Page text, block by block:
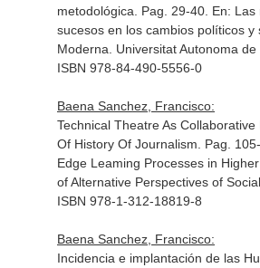
metodológica. Pag. 29-40. En: Las
sucesos en los cambios políticos y
Moderna . Universitat Autonoma
ISBN 978-84-490-5556-0
Baena Sanchez, Francisco:
Technical Theatre As
Of History Of Journalism. Pag. 105-
Edge Leaming Processes in
of Alternative Perspectives of
ISBN 978-1-312-18819-8
Baena Sanchez, Francisco:
Incidencia e implantación de las